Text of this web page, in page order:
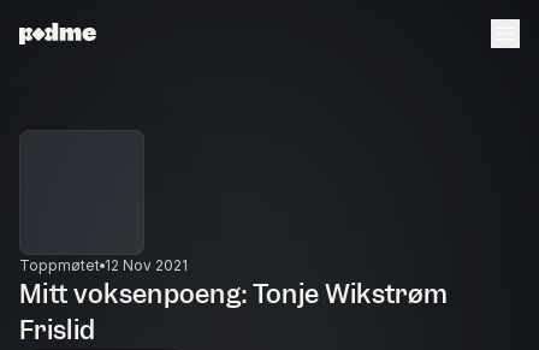
Toppmøtet 12 Nov 2021
Mitt voksenpoeng: Tonje Wikstrøm
Frislid